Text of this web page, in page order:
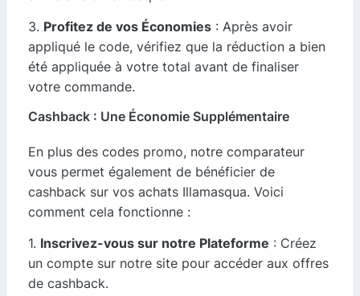
3. Profitez de vos Économies : Après avoir
appliqué le code, vérifiez que la réduction a bien
été appliquée à votre total avant de finaliser
votre commande.
Cashback : Une Économie Supplémentaire
En plus des codes promo, notre comparateur
vous permet également de bénéficier de
cashback sur vos achats Illamasqua. Voici
comment cela fonctionne :
1. Inscrivez-vous sur notre Plateforme : Créez
un compte sur notre site pour accéder aux offres
de cashback.